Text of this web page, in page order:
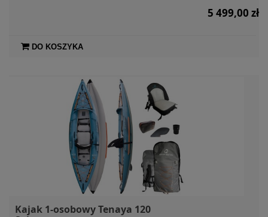
5 499,00 zł
DO KOSZYKA
Kajak 1-osobowy Tenaya 120